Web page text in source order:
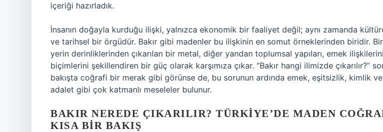
içeriği hazırladık.
İnsanın doğayla kurduğu ilişki, yalnızca ekonomik bir faaliyet değil; aynı zamanda
ve tarihsel bir örgüdür. Bakır gibi madenler bu ilişkinin en somut örneklerinden biridir.
yerin derinliklerinden çıkarılan bir metal, diğer yandan toplumsal yapıları, emek
biçimlerini şekillendiren bir güç olarak karşımıza çıkar. “Bakır hangi ilimizde çıkarılır?”
bakışta coğrafi bir merak gibi görünse de, bu sorunun ardında emek, eşitsizlik, kimlik
adalet gibi çok katmanlı meseleler bulunur.
BAKIR NEREDE ÇIKARILIR? TÜRKIYE’DE MADEN
KISA BIR BAKIŞ